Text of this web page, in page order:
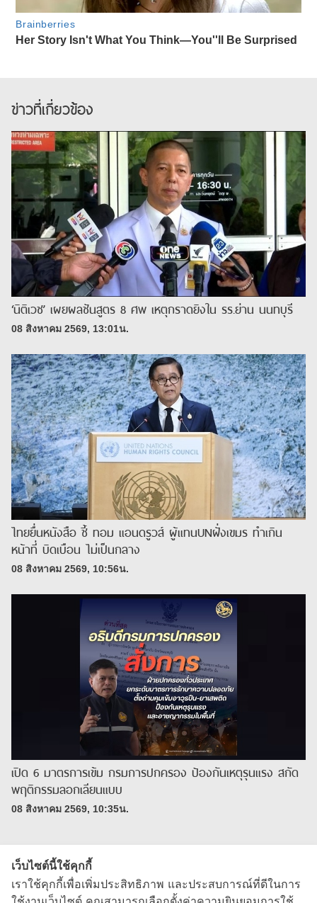
ข่าวที่เกี่ยวข้อง
‘นิติเวช’ เผยผลชันสูตร 8 ศพ เหตุกราดยิงใน รร.ย่าน นนทบุรี
08 สิงหาคม 2569, 13:01น.
ไทยยื่นหนังสือ ชี้ ทอม แอนดรูวส์ ผู้แทนUNฝั่งเขมร ทำเกิน
หน้าที่ บิดเบือน ไม่เป็นกลาง
08 สิงหาคม 2569, 10:56น.
เปิด 6 มาตรการเข้ม กรมการปกครอง ป้องกันเหตุรุนแรง สกัด
พฤติกรรมลอกเลียนแบบ
08 สิงหาคม 2569, 10:35น.
เว็บไซต์นี้ใช้คุกกี้
เราใช้คุกกี้เพื่อเพิ่มประสิทธิภาพ และประสบการณ์ที่ดีในการ